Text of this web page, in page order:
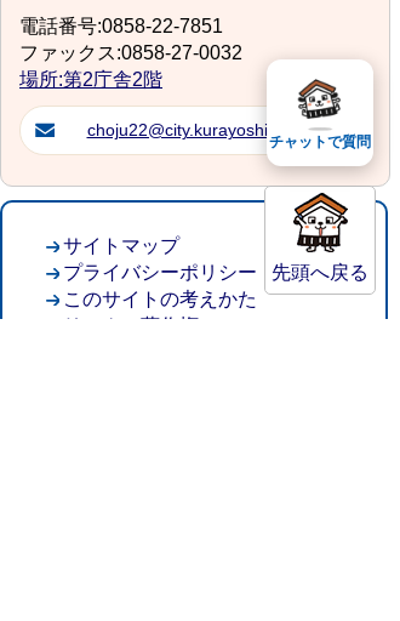
電話番号:0858-22-7851
ファックス:0858-27-0032
場所:第2庁舎2階
choju22@city.kurayoshi.lg.jp
先頭へ戻る
サイトマップ
プライバシーポリシー
このサイトの考えかた
リンク・著作権
チャットで質問